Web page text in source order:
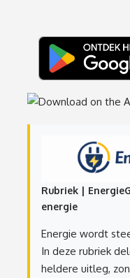
Rubriek |
energie
Energie wordt
In deze rubriek
heldere uitleg,